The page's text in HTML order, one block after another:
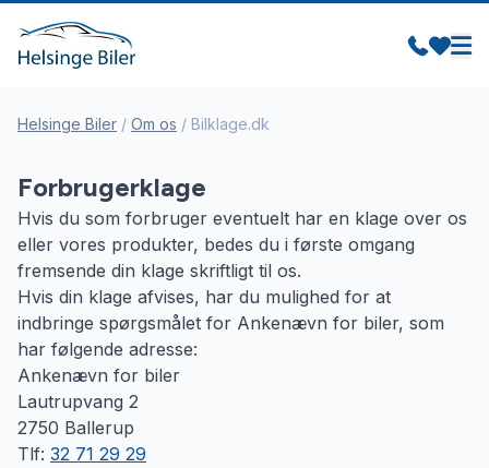
Helsinge Biler / Om os / Bilklage.dk
Forbrugerklage
Hvis du som forbruger eventuelt har en klage over os
eller vores produkter, bedes du i første omgang
fremsende din klage skriftligt til os.
Hvis din klage afvises, har du mulighed for at
indbringe spørgsmålet for Ankenævn for biler, som
har følgende adresse:
Ankenævn for biler
Lautrupvang 2
2750 Ballerup
Tlf: 32 71 29 29